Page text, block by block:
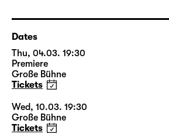
Dates
Thu, 04.03. 19:30
Premiere
Große Bühne
Tickets
Wed, 10.03. 19:30
Große Bühne
Tickets